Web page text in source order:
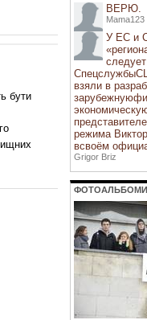
бути
ВЕРЮ.
Mama123
У ЕС и
взяли в
режима
всвоём
Grigor Briz
ФОТОАЛЬБОМИ